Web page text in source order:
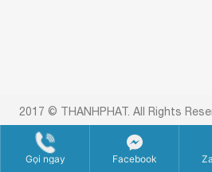
2017 © THANHPHAT. All Rights
Gọi ngay Facebook